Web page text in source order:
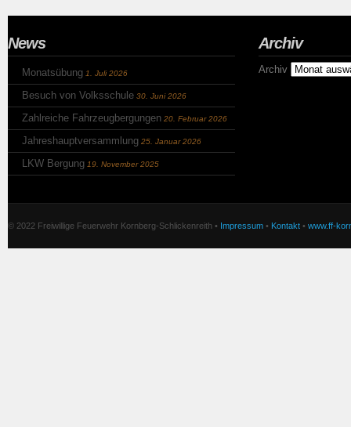
News
Monatsübung 1. Juli 2026
Besuch von Volksschule 30. Juni 2026
Zahlreiche Fahrzeugbergungen 20. Februar 2026
Jahreshauptversammlung 25. Januar 2026
LKW Bergung 19. November 2025
Archiv
Archiv
© 2022 Freiwillige Feuerwehr Kornberg-Schlickenreith • Impressum • Kontakt • www.ff-